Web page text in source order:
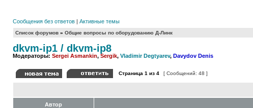
Сообщения без ответов | Активные темы
Список форумов » Общие вопросы по оборудованию Д-Линк
dkvm-ip1 / dkvm-ip8
Модераторы: Sergei Asmankin, Sergik, Vladimir Degtyarev, Davydov Denis
Страница 1 из 4 [ Сообщений: 48 ]
Автор